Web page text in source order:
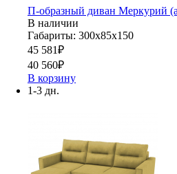
П-образный диван Меркурий
В наличии
Габариты: 300х85х150
45 581₽
40 560₽
В корзину
1-3 дн.